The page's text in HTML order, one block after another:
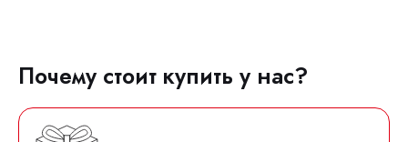
Почему стоит купить у нас?